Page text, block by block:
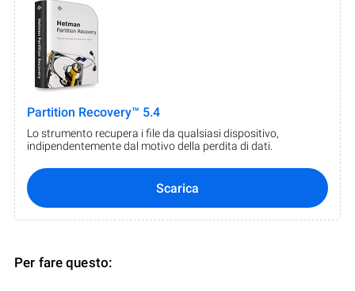
Partition Recovery™ 5.4
Lo strumento recupera i file da qualsiasi dispositivo,
indipendentemente dal motivo della perdita di dati.
Scarica
Per fare questo: